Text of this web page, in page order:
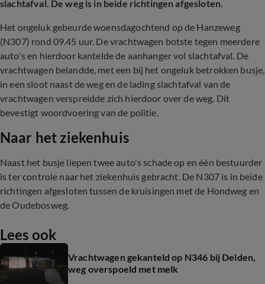
slachtafval. De weg is in beide richtingen afgesloten.
Het ongeluk gebeurde woensdagochtend op de Hanzeweg
(N307) rond 09.45 uur. De vrachtwagen botste tegen meerdere
auto's en hierdoor kantelde de aanhanger vol slachtafval. De
vrachtwagen belandde, met een bij het ongeluk betrokken busje,
in een sloot naast de weg en de lading slachtafval van de
vrachtwagen verspreidde zich hierdoor over de weg. Dit
bevestigt woordvoering van de politie.
Naar het ziekenhuis
Naast het busje liepen twee auto's schade op en één bestuurder
is ter controle naar het ziekenhuis gebracht. De N307 is in beide
richtingen afgesloten tussen de kruisingen met de Hondweg en
de Oudebosweg.
Lees ook
Vrachtwagen gekanteld op N346 bij Delden,
weg overspoeld met melk